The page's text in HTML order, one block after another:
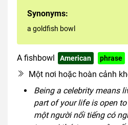
Synonyms:
a goldfish bowl
A fishbowl American phrase
Một nơi hoặc hoàn cảnh
Being a celebrity means
part of your life is open
một người nổi tiếng có